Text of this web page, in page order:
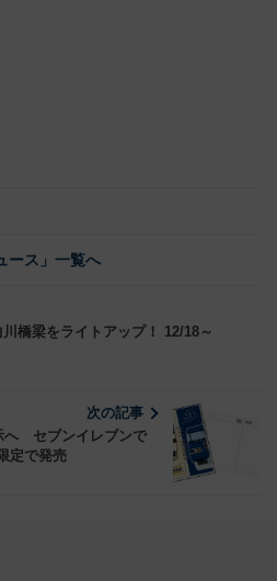
ース」一覧へ
橋梁をライトアップ！ 12/18～
次の記事
へ セブンイレブンで
定で発売